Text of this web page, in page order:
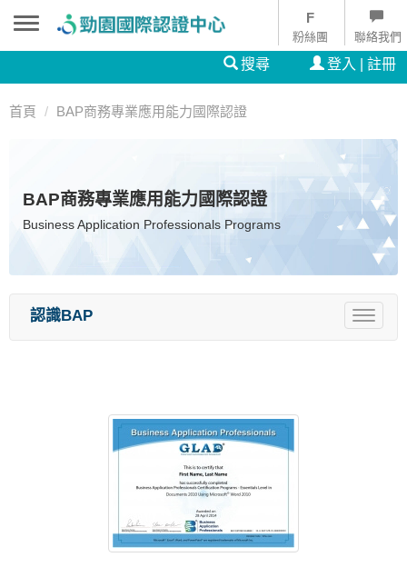
粉絲團 聯絡我們
搜尋 登入 | 註冊
首頁 BAP商務專業應用能力國際認證
BAP商務專業應用能力國際認證
Business Application Professionals Programs
Toggle
認識BAP